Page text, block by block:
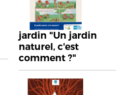
jardin "Un jardin
naturel, c'est
comment ?"